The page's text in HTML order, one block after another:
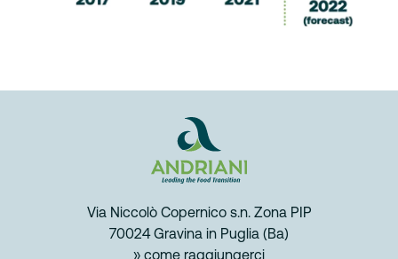
Via Niccolò Copernico s.n. Zona PIP
70024 Gravina in Puglia (Ba)
» come raggiungerci